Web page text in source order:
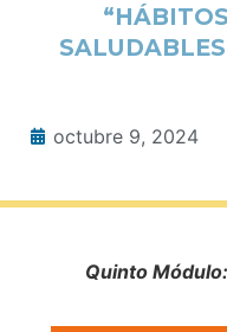
octubre 9, 2024
Quinto